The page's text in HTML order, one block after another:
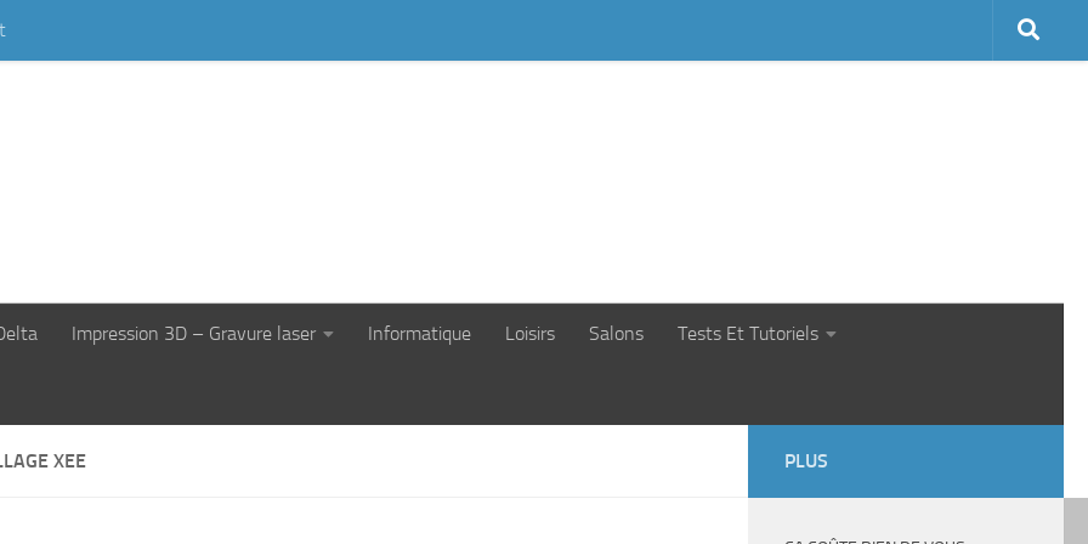
Impression 3D – Gravure laser Informatique Loisirs Salons Tests Et Tutoriels
XEE PLUS